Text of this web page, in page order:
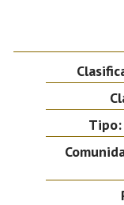
Tipo: